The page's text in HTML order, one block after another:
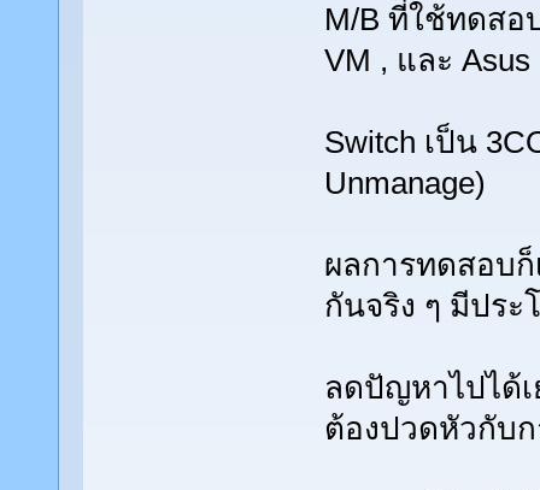
M/B ที่ใช้ทดสอ
VM , และ Asus
Switch เป็น
Unmanage)
ผลการทดสอบ
กันจริง ๆ มีปร
ลดปัญหาไปได้เ
ต้องปวดหัวกับ